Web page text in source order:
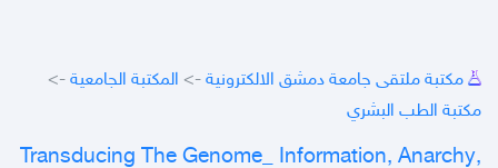
مكتبة ملتقى جامعة دمشق الالكترونية -> المكتبة الجامعية ->
مكتبة الطب البشري
Transducing The Genome_ Information, Anarchy,